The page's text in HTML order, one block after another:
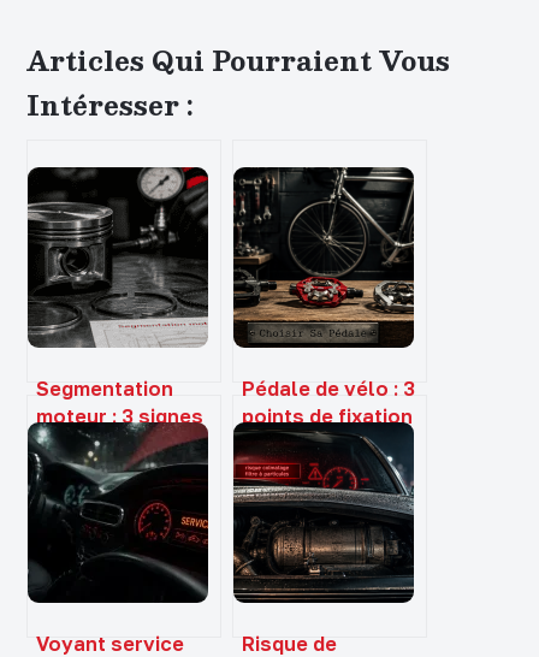
Articles Qui Pourraient Vous
Intéresser :
Segmentation
moteur : 3 signes
d’usure et les
risques pour
votre bloc
Pédale de vélo : 3
points de fixation
et 4 critères pour
optimiser votre
puissance
Voyant service
Risque de